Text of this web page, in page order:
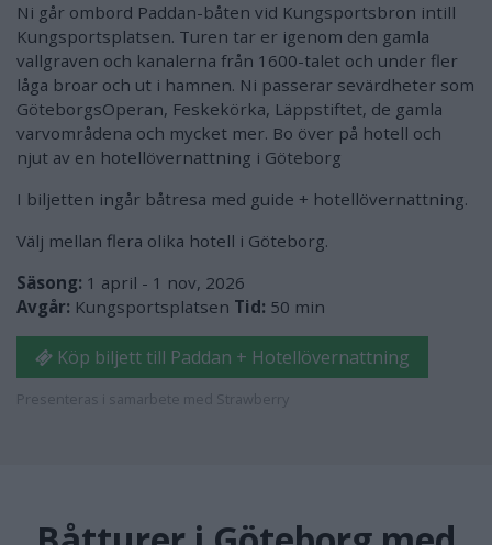
Ni går ombord Paddan-båten vid Kungsportsbron intill
Kungsportsplatsen. Turen tar er igenom den gamla
vallgraven och kanalerna från 1600-talet och under fler
låga broar och ut i hamnen. Ni passerar sevärdheter som
GöteborgsOperan, Feskekörka, Läppstiftet, de gamla
varvområdena och mycket mer. Bo över på hotell och
njut av en hotellövernattning i Göteborg
I biljetten ingår båtresa med guide + hotellövernattning.
Välj mellan flera olika hotell i Göteborg.
Säsong: 1 april - 1 nov, 2026
Avgår: Kungsportsplatsen Tid: 50 min
Köp biljett till Paddan + Hotellövernattning
Presenteras i samarbete med Strawberry